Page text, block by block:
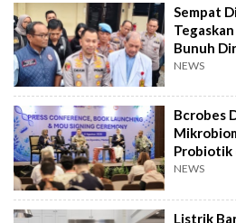
Sempat
Bunuh
NEWS
Bcrobes
Probiotik
Terapi
NEWS
Listrik